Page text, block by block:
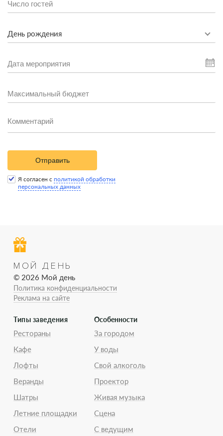
День рождения
Отправить
Я согласен с политикой обработки
персональных данных
МОЙ ДЕНЬ
© 2026 Мой день
Политика конфиденциальности
Реклама на сайте
Типы заведения
Рестораны
Кафе
Лофты
Веранды
Шатры
Летние площадки
Отели
Особенности
За городом
У воды
Свой алкоголь
Проектор
Живая музыка
Сцена
С ведущим